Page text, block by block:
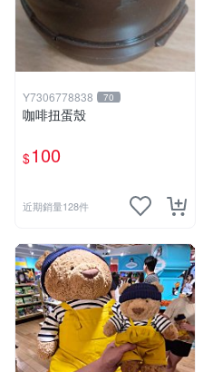
Y7306778838 70
咖啡扭蛋殼
$100
近期銷量128件